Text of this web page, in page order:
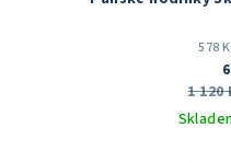
578
1 120